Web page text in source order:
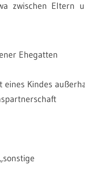
zwischen Eltern
Ehegatten
Kindes